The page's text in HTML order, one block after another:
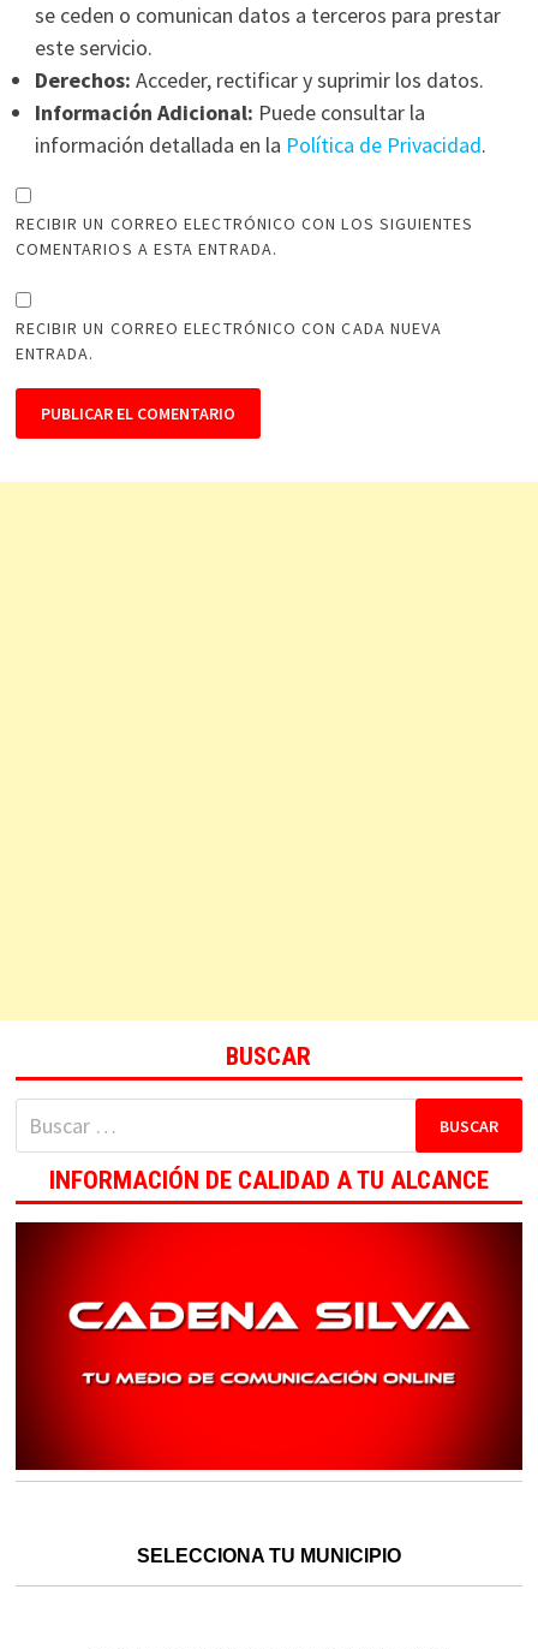
se ceden o comunican datos a terceros para prestar
este servicio.
Derechos: Acceder, rectificar y suprimir los datos.
Información Adicional: Puede consultar la
información detallada en la Política de Privacidad.
RECIBIR UN CORREO ELECTRÓNICO CON LOS SIGUIENTES
COMENTARIOS A ESTA ENTRADA.
RECIBIR UN CORREO ELECTRÓNICO CON CADA NUEVA
ENTRADA.
BUSCAR
Buscar:
INFORMACIÓN DE CALIDAD A TU ALCANCE
SELECCIONA TU MUNICIPIO